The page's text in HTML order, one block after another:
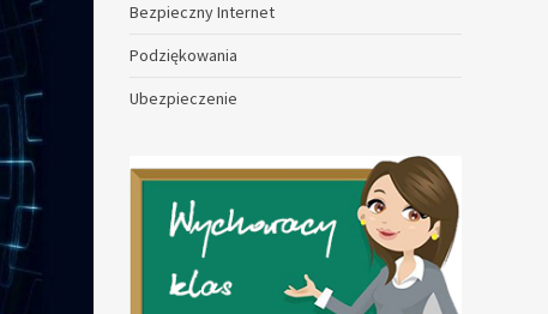
Bezpieczny Internet
Podziękowania
Ubezpieczenie